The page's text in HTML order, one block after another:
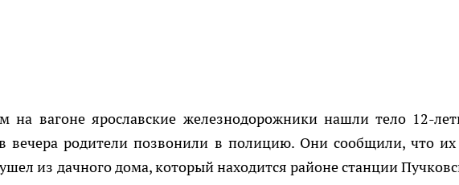
на вагоне ярославские железнодорожники нашли тело 12-
вечера родители позвонили в полицию. Они сообщили, что
из дачного дома, который находится районе станции